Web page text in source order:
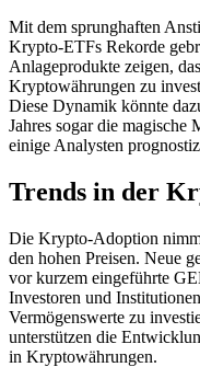
Mit dem sprunghaften
Krypto-ETFs Rekorde
Anlageprodukte zeigen,
Kryptowährungen zu
Diese Dynamik könnte
Jahres sogar die
einige Analysten
Trends in der
Die Krypto-Adoption
den hohen Preisen. Neue
vor kurzem eingeführte
Investoren und
Vermögenswerte zu
unterstützen die
in Kryptowährungen.